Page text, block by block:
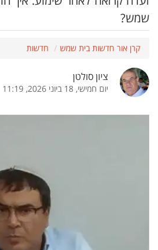
שמש?
קרן אור חדשות בית שמש חדשות
ציון סולטן
יום חמישי, 18 ביוני 2026, 11:19